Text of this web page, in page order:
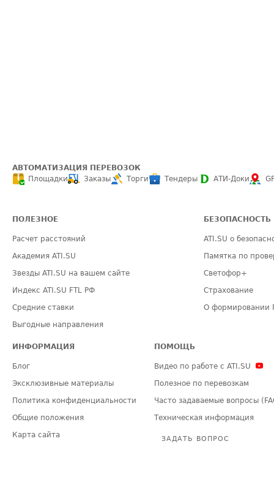
АВТОМАТИЗАЦИЯ ПЕРЕВОЗОК
Площадки
Заказы Торги Тендеры АТИ-Доки
ПОЛЕЗНОЕ
Расчет расстояний
Академия ATI.SU
Звезды ATI.SU на вашем сайте
Индекс ATI.SU FTL РФ
Средние ставки
Выгодные направления
БЕЗОПАСНОСТЬ
ATI.SU о
Памятка по
Светофор+
Страхование
О формировании
ИНФОРМАЦИЯ
Блог
Эксклюзивные материалы
Политика конфиденциальности
Общие положения
Карта сайта
ПОМОЩЬ
Видео по работе с ATI.SU
Полезное по перевозкам
Часто задаваемые вопросы
Техническая информация
ЗАДАТЬ ВОПРОС